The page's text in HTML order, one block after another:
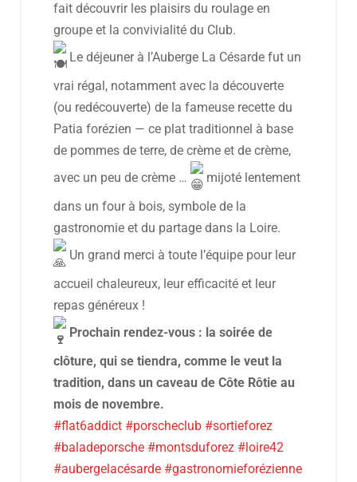
fait découvrir les plaisirs du roulage en
groupe et la convivialité du Club.
Le déjeuner à l’Auberge La Césarde fut un
vrai régal, notamment avec la découverte
(ou redécouverte) de la fameuse recette du
Patia forézien — ce plat traditionnel à base
de pommes de terre, de crème et de crème,
avec un peu de crème …
mijoté lentement
dans un four à bois, symbole de la
gastronomie et du partage dans la Loire.
Un grand merci à toute l’équipe pour leur
accueil chaleureux, leur efficacité et leur
repas généreux !
Prochain rendez-vous : la soirée de
clôture, qui se tiendra, comme le veut la
tradition, dans un caveau de Côte Rôtie au
mois de novembre.
#flat6addict #porscheclub #sortieforez
#baladeporsche #montsduforez #loire42
#aubergelacésarde #gastronomieforézienne